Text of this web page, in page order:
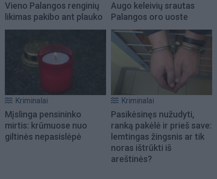
Vieno Palangos renginių
likimas pakibo ant plauko
Augo keleivių srautas
Palangos oro uoste
Kriminalai
Mįslinga pensininko
mirtis: krūmuose nuo
giltinės nepasislėpė
Kriminalai
Pasikėsinęs nužudyti,
ranką pakėlė ir prieš save:
lemtingas žingsnis ar tik
noras ištrūkti iš
areštinės?